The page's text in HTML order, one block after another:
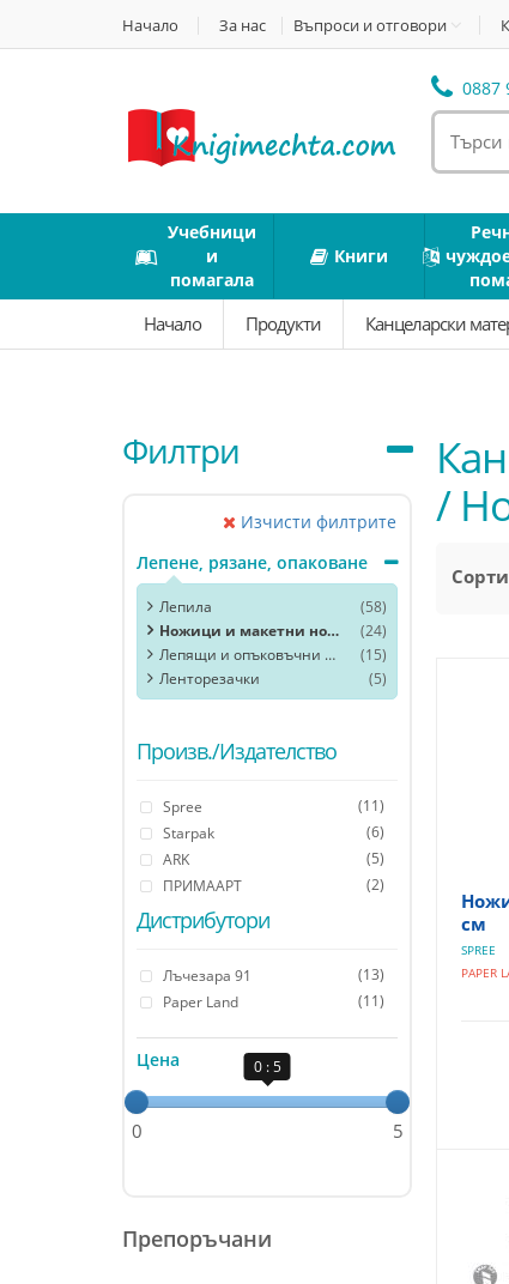
Начало За нас Въпроси и отговори
0887
Учебници
и
помагала
Книги
Начало Продукти Канцеларски
Филтри
Изчисти филтрите
Лепене, рязане, опаковане
Лепила
(58)
Ножици и макетни ножове
(24)
Лепящи и опъковъчни ленти, фолио
(15)
Ленторезачки
(5)
Произв./Издателство
Spree
(11)
Starpak
(6)
ARK
(5)
ПРИМААРТ
(2)
Дистрибутори
Лъчезара 91
(13)
Paper Land
(11)
Цена 0 : 5
0 5
Препоръчани
/
см
SPREE
PAPER